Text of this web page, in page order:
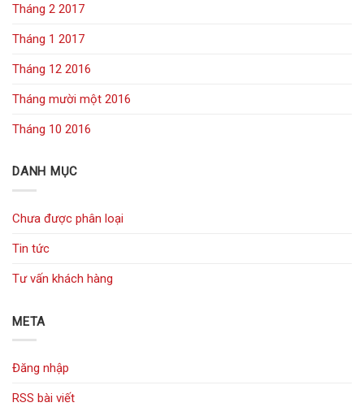
Tháng 2 2017
Tháng 1 2017
Tháng 12 2016
Tháng mười một 2016
Tháng 10 2016
DANH MỤC
Chưa được phân loại
Tin tức
Tư vấn khách hàng
META
Đăng nhập
RSS bài viết